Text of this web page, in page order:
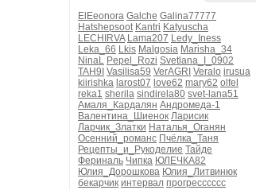
ElEeonora Galche Galina77777
Hatshepsoot Kantri Katyuscha
LECHIRVA Lama207 Ledy_Iness
Leka_66 Lkis Malgosia Marisha_34
NinaL Pepel_Rozi Svetlana_I_0902
TAH9I Vasilisa59 VerAGRI Veralo irusua
kiirishka larost07 love62 mary62 olfel
reka1 sherila sindirela80 svet-lana51
Амаля_Кардалян Андромеда-1
Валентина_Шиенок Ларисик
Ларчик_Златки Наталья_Оганян
Осенний_романс Пчёлка_Таня
Рецепты_и_Рукоделие Тайде
Фериналь Чипка ЮЛЕЧКА82
Юлия_Дорошкова Юлия_Литвинюк
бекарчик интервал прогресссссс